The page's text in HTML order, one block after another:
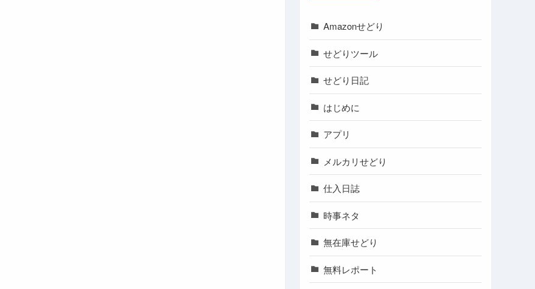
Amazonせどり
せどりツール
せどり日記
はじめに
アプリ
メルカリせどり
仕入日誌
時事ネタ
無在庫せどり
無料レポート